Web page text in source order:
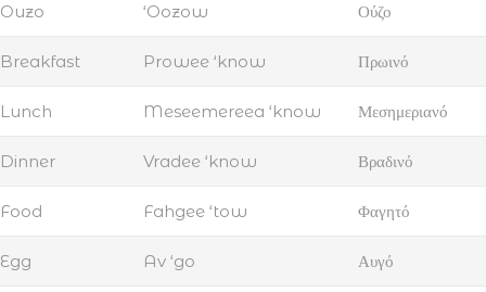
Ouzo ‘Oozow Ούζο
Breakfast Prowee ‘know Πρωινό
Lunch Meseemereea ‘know Μεσημεριανό
Dinner Vradee ‘know Βραδινό
Food Fahgee ‘tow Φαγητό
Egg Av ‘go Αυγό